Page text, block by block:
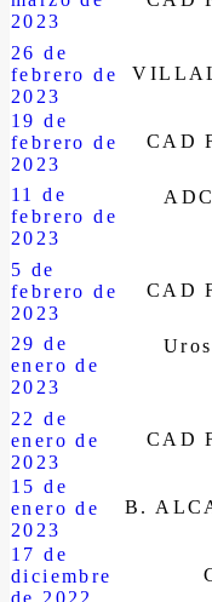
2023
26 de
febrero de
2023
19 de
febrero de
2023
CAD
11 de
febrero de
2023
5 de
febrero de
2023
CAD
29 de
enero de
2023
22 de
enero de
2023
CAD
15 de
enero de
2023
B.
17 de
diciembre
de 2022